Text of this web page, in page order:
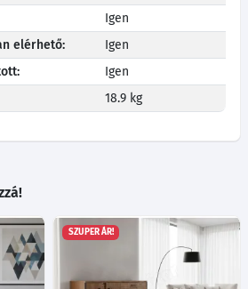
Igen
elérhető:
Igen
Igen
18.9 kg
SZUPER ÁR!